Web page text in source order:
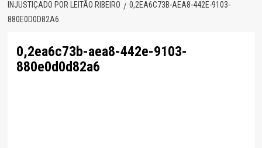
INJUSTIÇADO POR LEITÃO RIBEIRO
0,2EA6C73B-AEA8-442E-9103-
880E0D0D82A6
0,2ea6c73b-aea8-442e-9103-
880e0d0d82a6